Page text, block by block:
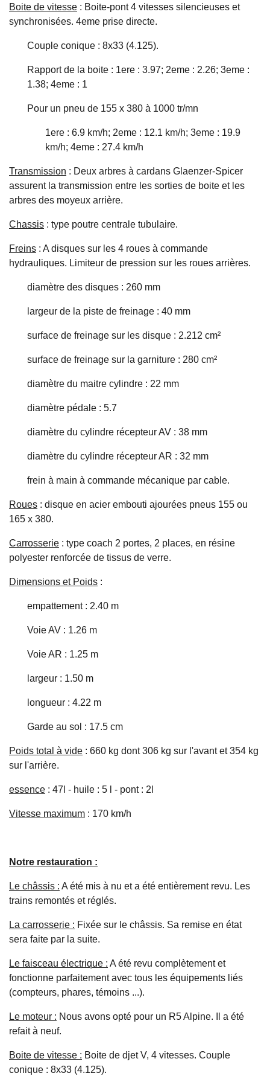
Boite de vitesse : Boite-pont 4 vitesses silencieuses et
synchronisées. 4eme prise directe.
Couple conique : 8x33 (4.125).
Rapport de la boite : 1ere : 3.97; 2eme : 2.26; 3eme :
1.38; 4eme : 1
Pour un pneu de 155 x 380 à 1000 tr/mn
1ere : 6.9 km/h; 2eme : 12.1 km/h; 3eme : 19.9
km/h; 4eme : 27.4 km/h
Transmission : Deux arbres à cardans Glaenzer-Spicer
assurent la transmission entre les sorties de boite et les
arbres des moyeux arrière.
Chassis : type poutre centrale tubulaire.
Freins : A disques sur les 4 roues à commande
hydrauliques. Limiteur de pression sur les roues arrières.
diamètre des disques : 260 mm
largeur de la piste de freinage : 40 mm
surface de freinage sur les disque : 2.212 cm²
surface de freinage sur la garniture : 280 cm²
diamètre du maitre cylindre : 22 mm
diamètre pédale : 5.7
diamètre du cylindre récepteur AV : 38 mm
diamètre du cylindre récepteur AR : 32 mm
frein à main à commande mécanique par cable.
Roues : disque en acier embouti ajourées pneus 155 ou
165 x 380.
Carrosserie : type coach 2 portes, 2 places, en résine
polyester renforcée de tissus de verre.
Dimensions et Poids :
empattement : 2.40 m
Voie AV : 1.26 m
Voie AR : 1.25 m
largeur : 1.50 m
longueur : 4.22 m
Garde au sol : 17.5 cm
Poids total à vide : 660 kg dont 306 kg sur l'avant et 354 kg
sur l'arrière.
essence : 47l - huile : 5 l - pont : 2l
Vitesse maximum : 170 km/h
Notre restauration :
Le châssis : A été mis à nu et a été entièrement revu. Les
trains remontés et réglés.
La carrosserie : Fixée sur le châssis. Sa remise en état
sera faite par la suite.
Le faisceau électrique : A été revu complètement et
fonctionne parfaitement avec tous les équipements liés
(compteurs, phares, témoins ...).
Le moteur : Nous avons opté pour un R5 Alpine. Il a été
refait à neuf.
Boite de vitesse : Boite de djet V, 4 vitesses. Couple
conique : 8x33 (4.125).